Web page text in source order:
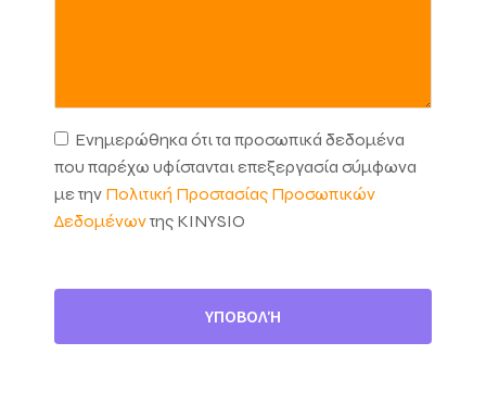
Ενημερώθηκα ότι τα προσωπικά δεδομένα
που παρέχω υφίστανται επεξεργασία σύμφωνα
με την Πολιτική Προστασίας Προσωπικών
Δεδομένωντης KINYSIO